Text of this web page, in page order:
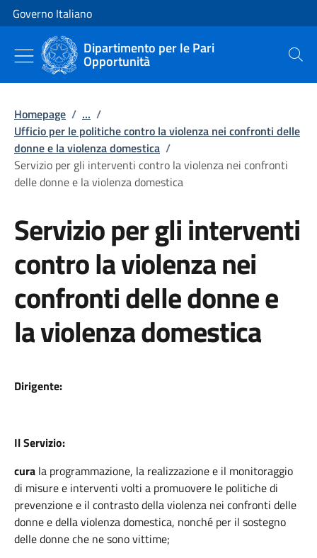
Vai al contenuto
Vai alla navigazione del sito
Governo Italiano
Dipartimento per le Pari
Opportunità Cerca
Homepage / ... /
Ufficio per le politiche contro la violenza nei confronti delle
donne e la violenza domestica /
Servizio per gli interventi contro la violenza nei confronti
delle donne e la violenza domestica
Servizio per gli interventi
contro la violenza nei
confronti delle donne e
la violenza domestica
Dirigente:
Il Servizio:
cura la programmazione, la realizzazione e il monitoraggio
di misure e interventi volti a promuovere le politiche di
prevenzione e il contrasto della violenza nei confronti delle
donne e della violenza domestica, nonché per il sostegno
delle donne che ne sono vittime;